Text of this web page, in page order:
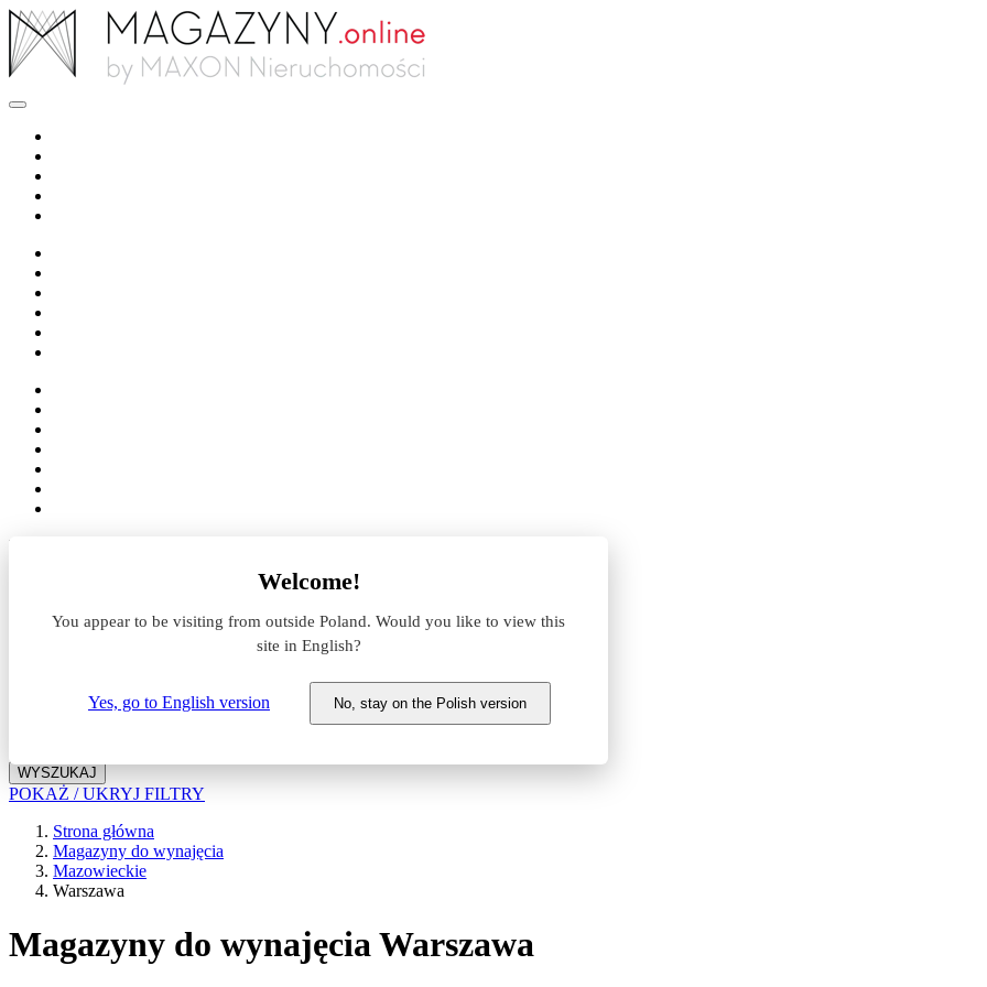
Welcome!
You appear to be visiting from outside Poland. Would you like to view this
site in English?
Yes, go to English version No, stay on the Polish version
Lokalizacja
Nazwa magazynu
WYSZUKAJ
POKAŻ / UKRYJ FILTRY
Strona główna
Magazyny do wynajęcia
Mazowieckie
Warszawa
Magazyny do wynajęcia Warszawa